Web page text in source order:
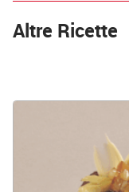
Altre Ricette